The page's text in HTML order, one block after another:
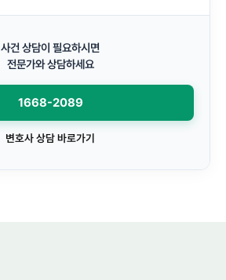
사건 상담이 필요하시면
전문가와 상담하세요
1668-2089
변호사 상담 바로가기